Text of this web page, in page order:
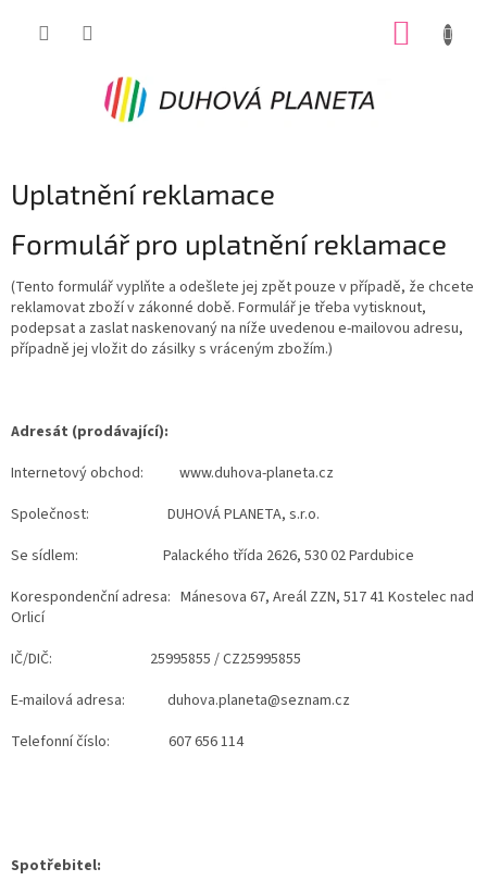
Uplatnění reklamace
Formulář pro uplatnění reklamace
(Tento formulář vyplňte a odešlete jej zpět pouze v případě, že chcete
reklamovat zboží v zákonné době. Formulář je třeba vytisknout,
podepsat a zaslat naskenovaný na níže uvedenou e-mailovou adresu,
případně jej vložit do zásilky s vráceným zbožím.)
Adresát (prodávající):
Internetový obchod: www.duhova-planeta.cz
Společnost: DUHOVÁ PLANETA, s.r.o.
Se sídlem: Palackého třída 2626, 530 02 Pardubice
Korespondenční adresa: Mánesova 67, Areál ZZN, 517 41 Kostelec nad
Orlicí
IČ/DIČ: 25995855 / CZ25995855
E-mailová adresa: duhova.planeta@seznam.cz
Telefonní číslo: 607 656 114
Spotřebitel: